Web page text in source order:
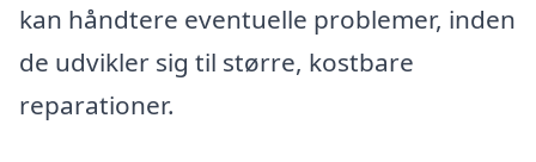
kan håndtere eventuelle problemer, inden
de udvikler sig til større, kostbare
reparationer.